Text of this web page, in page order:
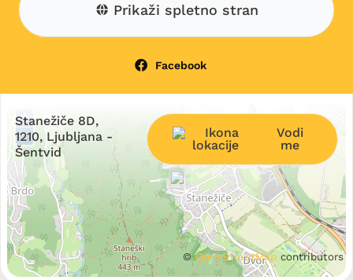
Prikaži spletno stran
Facebook
+
−
©OpenStreetMap contributors
Stanežiče 8D,
1210, Ljubljana -
Šentvid
Vodi
me